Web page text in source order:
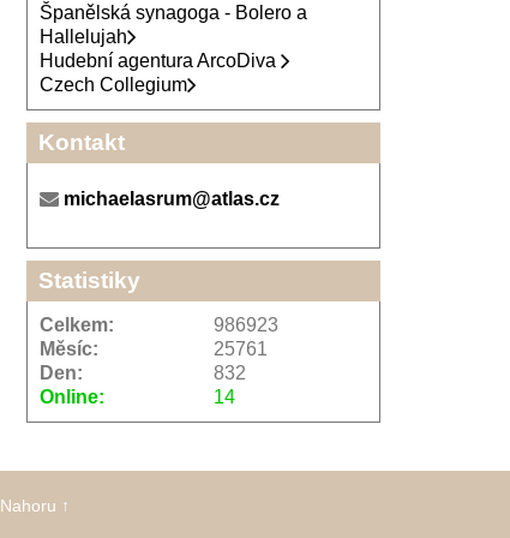
Španělská synagoga - Bolero a
Hallelujah
Hudební agentura ArcoDiva
Czech Collegium
Kontakt
michaelasrum@atlas.cz
Statistiky
Online: 14
Celkem:
986923
Měsíc:
25761
Den:
832
Nahoru ↑